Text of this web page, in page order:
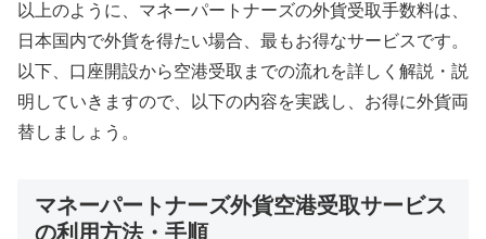
以上のように、マネーパートナーズの外貨受取手数料は、
日本国内で外貨を得たい場合、最もお得なサービスです。
以下、口座開設から空港受取までの流れを詳しく解説・説
明していきますので、以下の内容を実践し、お得に外貨両
替しましょう。
マネーパートナーズ外貨空港受取サービス
の利用方法・手順